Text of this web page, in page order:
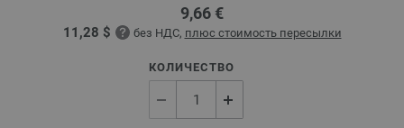
9,66 €
11,28 $ без НДС, плюс стоимость пересылки
КОЛИЧЕСТВО